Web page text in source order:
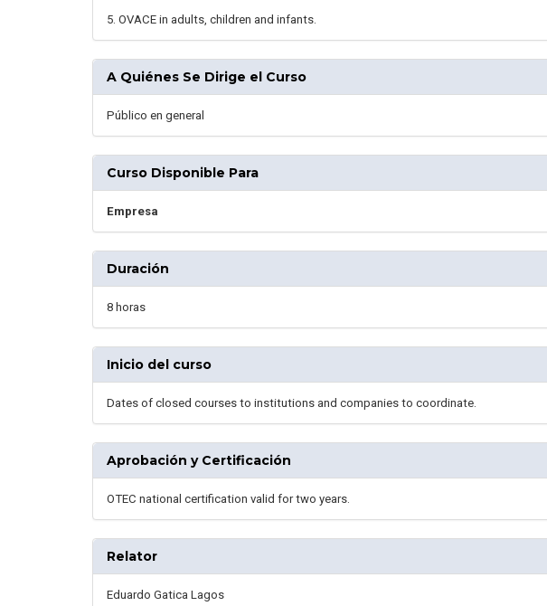
5. OVACE in adults, children and infants.
A Quiénes Se Dirige el Curso
Público en general
Curso Disponible Para
Empresa
Duración
8 horas
Inicio del curso
Dates of closed courses to institutions and companies to coordinate.
Aprobación y Certificación
OTEC national certification valid for two years.
Relator
Eduardo Gatica Lagos